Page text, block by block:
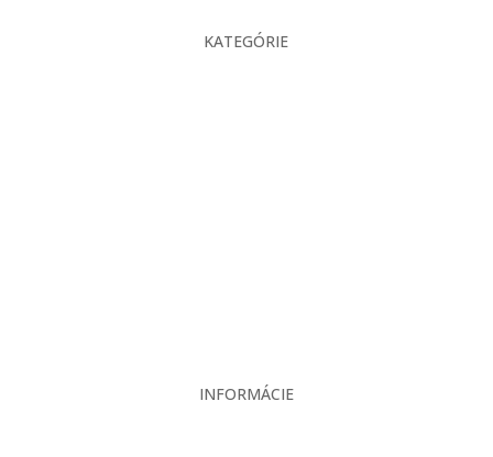
KATEGÓRIE
INFORMÁCIE